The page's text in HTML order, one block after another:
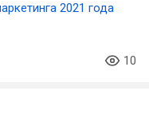
2021 года
10